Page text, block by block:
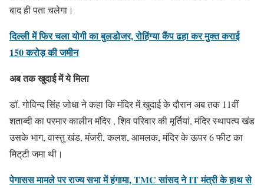
बाद ही पता चलेगा।
दिल्ली में फिर चला योगी का बुलडोजर, रोहिंग्या कैंप ढहा कर मुक्त कराई
150 करोड़ की जमीन
अब तक खुदाई में ये मिला
डॉ. गोविन्द सिंह जोधा ने कहा कि मंदिर में खुदाई के दौरान अब तक 11वीं
शताब्दी का परमार कालीन मंदिर , शिव परिवार की मूर्तियां, मंदिर स्थापत्य खंड
उसके भाग, वास्तु खंड, मंजरी, कलश, आमलक, मंदिर के ऊपर 6 फीट का
मिट्‌टी जमा थी।
पेगासस मामले पर राज्य सभा में हंगामा, TMC सांसद ने IT मंत्री के हाथ से